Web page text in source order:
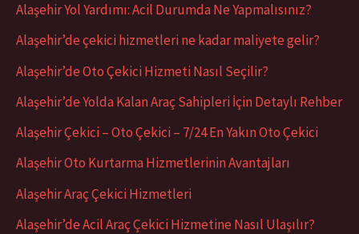
Alaşehir Yol Yardımı: Acil Durumda Ne Yapmalısınız?
Alaşehir’de çekici hizmetleri ne kadar maliyete gelir?
Alaşehir’de Oto Çekici Hizmeti Nasıl Seçilir?
Alaşehir’de Yolda Kalan Araç Sahipleri İçin Detaylı Rehber
Alaşehir Çekici – Oto Çekici – 7/24 En Yakın Oto Çekici
Alaşehir Oto Kurtarma Hizmetlerinin Avantajları
Alaşehir Araç Çekici Hizmetleri
Alaşehir’de Acil Araç Çekici Hizmetine Nasıl Ulaşılır?